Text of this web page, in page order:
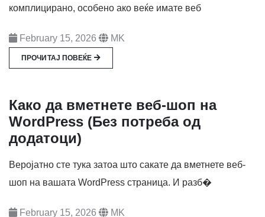
комплицирано, особено ако веќе имате веб
February 15, 2026 MK
ПРОЧИТАЈ ПОВЕЌЕ
Како да вметнете веб-шоп на
WordPress (Без потреба од
додатоци)
Веројатно сте тука затоа што сакате да вметнете веб-
шоп на вашата WordPress страница. И разб�
February 15, 2026 MK